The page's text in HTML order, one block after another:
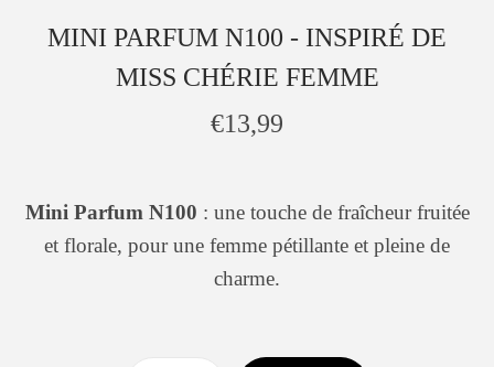
MINI PARFUM N100 - INSPIRÉ DE
MISS CHÉRIE FEMME
€13,99
Mini Parfum N100 : une touche de fraîcheur fruitée
et florale, pour une femme pétillante et pleine de
charme.